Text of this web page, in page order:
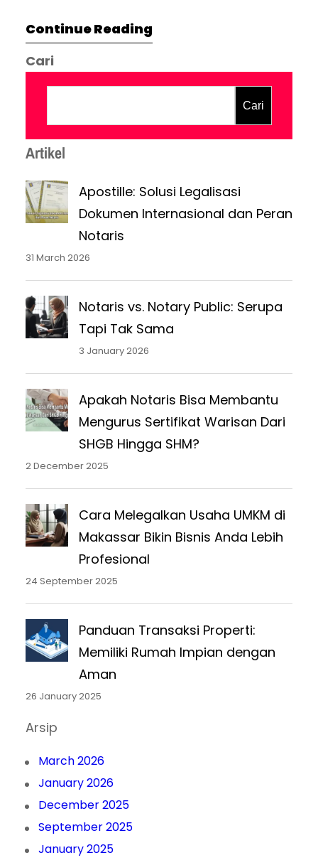
melanjutkan pendidikan, bekerja di
perusahaan internasional, menikah
dengan warga negara asing, hingga
menjalankan bisnis lintas negara. Namun,
di balik peluang tersebut, sering muncul
kendala administratif yang
Indonesia tidak otomatis diakui di
negara…
Continue Reading
Cari
Cari
Artikel
Apostille: Solusi Legalisasi
Dokumen Internasional dan Peran
Notaris
31 March 2026
Notaris vs. Notary Public: Serupa
Tapi Tak Sama
3 January 2026
Apakah Notaris Bisa Membantu
Mengurus Sertifikat Warisan Dari
SHGB Hingga SHM?
2 December 2025
Cara Melegalkan Usaha UMKM di
Makassar Bikin Bisnis Anda Lebih
Profesional
24 September 2025
Panduan Transaksi Properti:
Memiliki Rumah Impian dengan
Aman
26 January 2025
Arsip
March 2026
January 2026
December 2025
September 2025
January 2025